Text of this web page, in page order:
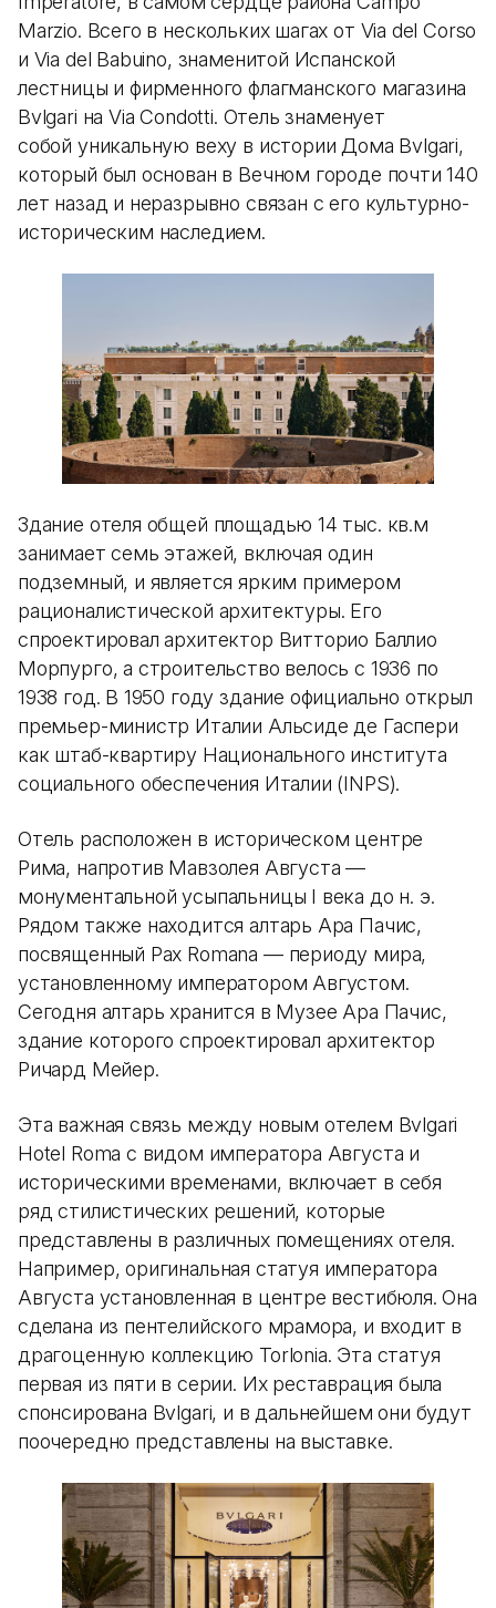
Marzio. Всего в нескольких шагах от Via del Corso
и Via del Babuino, знаменитой Испанской
лестницы и фирменного флагманского магазина
Bvlgari на Via Condotti. Отель знаменует
собой уникальную веху в истории Дома Bvlgari,
который был основан в Вечном городе почти 140
лет назад и неразрывно связан с его культурно-
историческим наследием.
Здание отеля общей площадью 14 тыс. кв.м
занимает семь этажей, включая один
подземный, и является ярким примером
рационалистической архитектуры. Его
спроектировал архитектор Витторио Баллио
Морпурго, а строительство велось с 1936 по
1938 год. В 1950 году здание официально открыл
премьер-министр Италии Альсиде де Гаспери
как штаб-квартиру Национального института
социального обеспечения Италии (INPS).
Отель расположен в историческом центре
Рима, напротив Мавзолея Августа —
монументальной усыпальницы I века до н. э.
Рядом также находится алтарь Ара Пачис,
посвященный Pax Romana — периоду мира,
установленному императором Августом.
Сегодня алтарь хранится в Музее Ара Пачис,
здание которого спроектировал архитектор
Ричард Мейер.
Эта важная связь между новым отелем Bvlgari
Hotel Roma с видом императора Августа и
историческими временами, включает в себя
ряд стилистических решений, которые
представлены в различных помещениях отеля.
Например, оригинальная статуя императора
Августа установленная в центре вестибюля. Она
сделана из пентелийского мрамора, и входит в
драгоценную коллекцию Torlonia. Эта статуя
первая из пяти в серии. Их реставрация была
спонсирована Bvlgari, и в дальнейшем они будут
поочередно представлены на выставке.